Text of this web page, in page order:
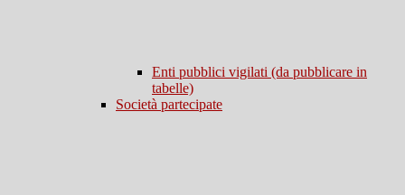
Enti pubblici vigilati (da pubblicare in
tabelle)
Società partecipate